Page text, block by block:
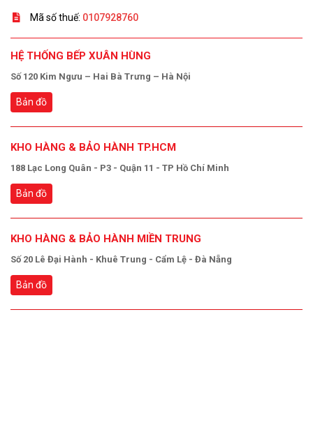
Mã số thuế: 0107928760
HỆ THỐNG BẾP XUÂN HÙNG
Số 120 Kim Ngưu – Hai Bà Trưng – Hà Nội
Bản đồ
KHO HÀNG & BẢO HÀNH TP.HCM
188 Lạc Long Quân - P3 - Quận 11 - TP Hồ Chí Minh
Bản đồ
KHO HÀNG & BẢO HÀNH MIỀN TRUNG
Số 20 Lê Đại Hành - Khuê Trung - Cẩm Lệ - Đà Nẵng
Bản đồ